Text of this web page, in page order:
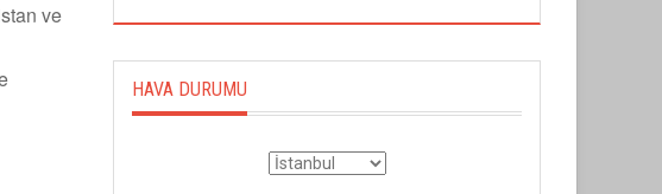
ve
HAVA DURUMU